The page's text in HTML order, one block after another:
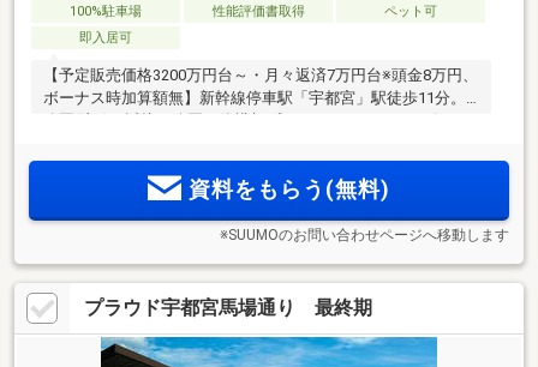
100%駐車場 性能評価書取得
ペット可
即入居可
【予定販売価格3200万円台～・月々返済7万円台※頭金8万円、
ボーナス時加算額無】新幹線停車駅「宇都宮」駅徒歩11分。
公園(注1)に近接、公園一体構想プロジェクト。パークビュー
(注2)月額500円～4800円。ラウンジ、パーティールーム、ゲ
ストルーム等多彩な共用施設資料をもらう(無料)
※SUUMOのお問い合わせページへ移動します
プラウド宇都宮馬場通り 最終期